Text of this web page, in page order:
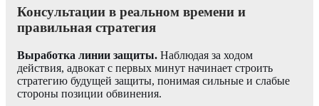
Консультации в реальном времени и
правильная стратегия
Выработка линии защиты. Наблюдая за ходом
действия, адвокат с первых минут начинает строить
стратегию будущей защиты, понимая сильные и слабые
стороны позиции обвинения.